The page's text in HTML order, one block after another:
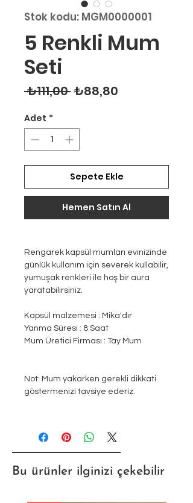
Stok kodu: MGM0000001
5 Renkli Mum
Seti
₺111,00 Normal Fiyat
₺88,80
Adet *
Sepete Ekle
Hemen Satın Al
Rengarek kapsül mumları evinizinde
günlük kullanım için severek kullabilir,
yumuşak renkleri ile hoş bir aura
yaratabilirsiniz.
Kapsül malzemesi : Mika'dır
Yanma Süresi : 8 Saat
Mum Üretici Firması : Tay Mum
Not: Mum yakarken gerekli dikkati
göstermenizi tavsiye ederiz.
Bu ürünler ilginizi çekebilir